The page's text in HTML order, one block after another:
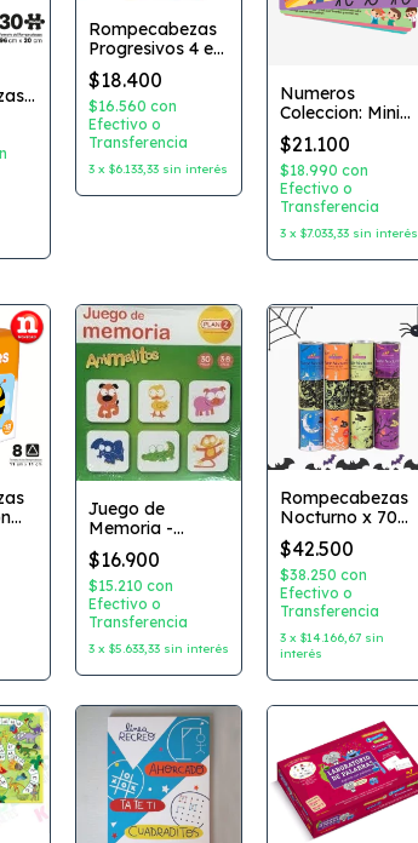
Rompecabezas
Progresivos 4 en
1
$18.400
$16.560 con
Efectivo o
Transferencia
3 x $6.133,33 sin interés
Numeros
Coleccion: Mini
Abremente
Editorial:
Catapulta
$21.100
$18.990 con
Efectivo o
Transferencia
3 x $7.033,33 sin interés
Juego de
Memoria -
Memotest - Plan
Z
$16.900
$15.210 con
Efectivo o
Transferencia
3 x $5.633,33 sin interés
Rompecabezas
Nocturno x 70
Piezas Espacio /
Fantasmas /
Casa Embrujada
/ Bichitos
$42.500
$38.250 con
Efectivo o
Transferencia
3 x $14.166,67 sin
interés